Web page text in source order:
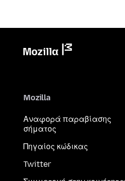
Mozilla
Αναφορά παραβίασης
σήματος
Πηγαίος κώδικας
Twitter